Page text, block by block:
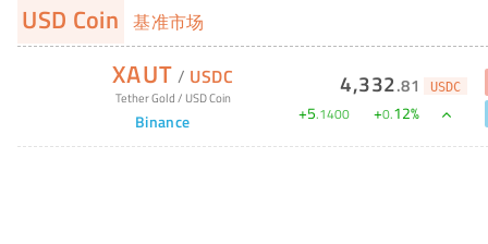
USD Coin 基准市场
XAUT / USDC
Tether Gold/ USD Coin
Binance
4,332.81 USDC
+5.1400 +0.12%